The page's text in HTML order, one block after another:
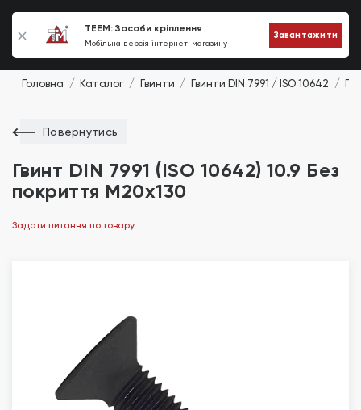
TEEM: Засоби кріплення
Мобільна версія інтернет-магазину
Завантажити
0
Головна Каталог Гвинти Гвинти DIN 7991 / ISO 10642
Повернутись
Гвинт DIN 7991 (ISO 10642) 10.9 Без
покриття М20х130
Задати питання по товару